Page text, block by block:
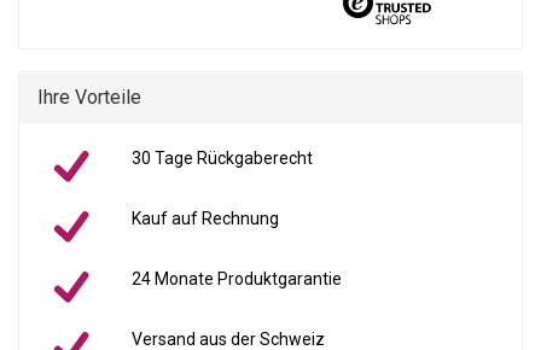
Ihre Vorteile
30 Tage Rückgaberecht
Kauf auf Rechnung
24 Monate Produktgarantie
Versand aus der Schweiz